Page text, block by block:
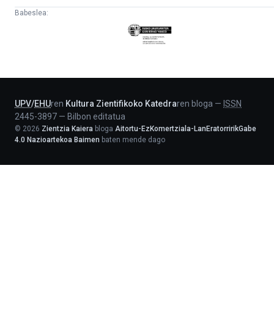
Babeslea:
Eusko
Jaurlaritza
UPV/EHUren Kultura Zientifikoko Katedraren bloga — ISSN
2445-3897 — Bilbon editatua
© 2026 Zientzia Kaiera bloga Aitortu-EzKomertziala-LanEratorririkGabe
4.0 Nazioartekoa Baimen baten mende dago